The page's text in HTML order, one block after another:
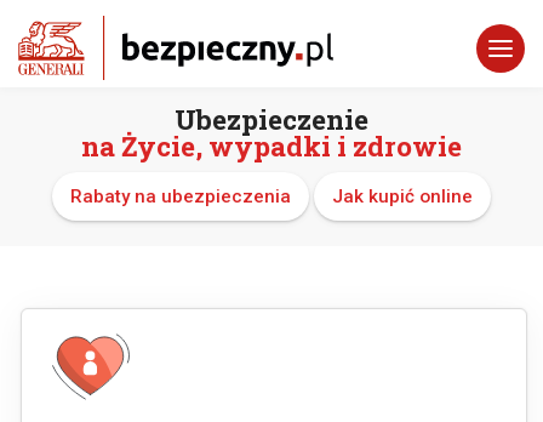
Ubezpieczenie
na Życie, wypadki i zdrowie
Rabaty na ubezpieczenia Jak kupić online